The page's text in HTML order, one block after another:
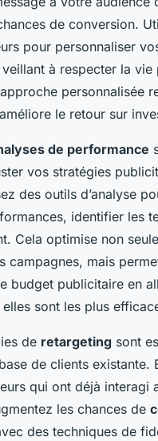
de conversion.
pour personnaliser
veillant à respecter la vie
personnalisée
le retour sur
de performance
vos stratégies
des outils d’analyse
identifier les
Cela optimise non
campagnes, mais
budget publicitaire en
sont les plus
de retargeting sont
de clients existante.
qui ont déjà interagi
les chances de
des techniques de